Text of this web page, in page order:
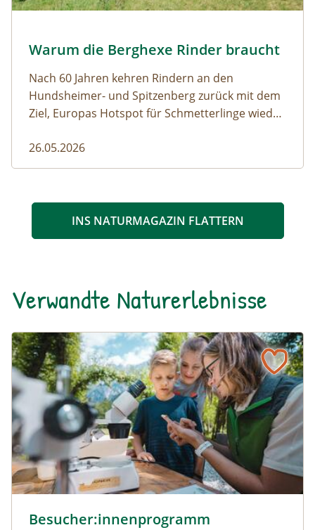
Naturmagazin: Warum die Berghexe Rinder braucht
Warum die Berghexe Rinder braucht
Nach 60 Jahren kehren Rindern an den
Hundsheimer- und Spitzenberg zurück mit dem
Ziel, Europas Hotspot für Schmetterlinge wieder
26.05.2026
INS NATURMAGAZIN FLATTERN
Verwandte Naturerlebnisse
Besucher:innenprogramm